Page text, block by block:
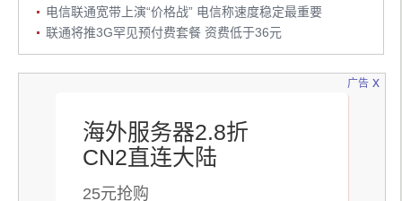
电信联通宽带上演“价格战” 电信称速度稳定最重要
联通将推3G罕见预付费套餐 资费低于36元
广告
海外服务器2.8折
CN2直连大陆
25元抢购
x